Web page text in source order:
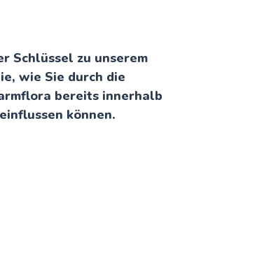
Schlüssel zu unserem
wie Sie durch die
bereits innerhalb
können.